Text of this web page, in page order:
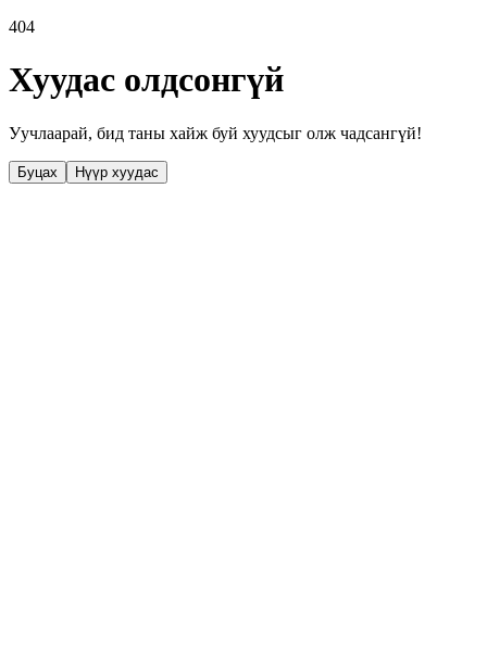
404
Хуудас олдсонгүй
Уучлаарай, бид таны хайж буй хуудсыг олж чадсангүй!
Буцах Нүүр хуудас